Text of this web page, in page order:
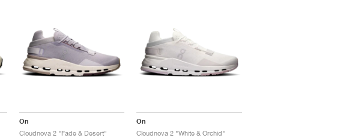
On
Cloudnova 2 "Fade & Desert"
On
Cloudnova 2 "White & Orchid"